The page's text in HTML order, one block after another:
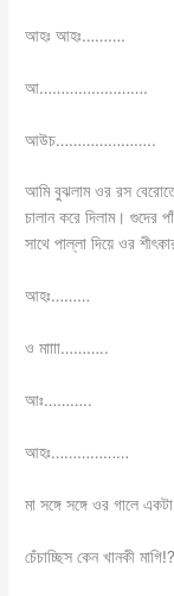
আহঃ আহঃ……….
আ…………………….
আউচ…………………..
আমি বুঝলাম ওর রস
চালান করে দিলাম। গুদের
সাথে পাল্লা দিয়ে ওর
আহঃ………
ও মাাাা………..
আঃ………..
আহঃ………………
মা সঙ্গে সঙ্গে ওর গালে
চেঁচাচ্ছিস কেন খানকী মাগি!?